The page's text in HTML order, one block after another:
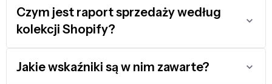
Czym jest raport sprzedaży według
kolekcji Shopify?
Jakie wskaźniki są w nim zawarte?